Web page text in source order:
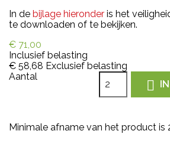
In de bijlage hieronder is het
te downloaden of te bekijken.
€ 71,00
Inclusief belasting
€ 58,68 Exclusief belasting
Aantal

Minimale afname van het product is